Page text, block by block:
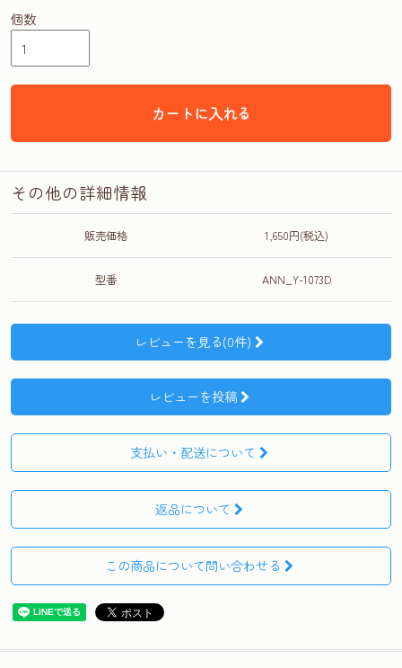
個数
カートに入れる
その他の詳細情報
販売価格 1,650円(税込)
型番 ANN_Y-1073D
レビューを見る(0件)
レビューを投稿
支払い・配送について
返品について
この商品について問い合わせる